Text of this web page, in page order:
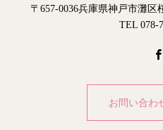
〒657-0036兵庫県神戸市灘区
TEL 078-
お問い合わ